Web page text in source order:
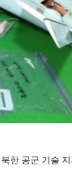
한 공군 기술